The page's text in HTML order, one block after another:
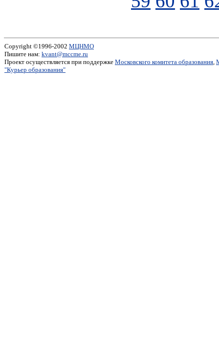
Copyright ©1996-2002 МЦНМО
Пишите нам: kvant@mccme.ru
Проект осуществляется при поддержке Московского комитета образования,
"Курьер образования"